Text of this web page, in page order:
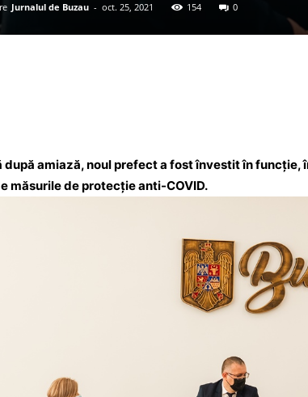
Jurnalul de Buzau - oct. 25, 2021 154 0
după amiază, noul prefect a fost învestit în funcție,
măsurile de protecție anti-COVID.